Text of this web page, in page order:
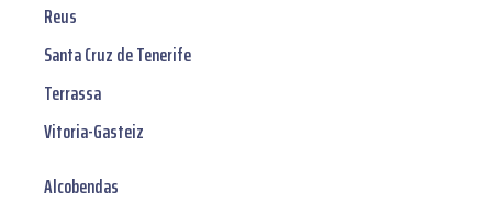
Reus
Santa Cruz de Tenerife
Terrassa
Vitoria-Gasteiz
Alcobendas